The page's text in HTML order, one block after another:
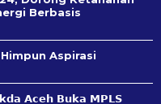
Berbasis
Aspirasi
𝗔𝗰𝗲𝗵 𝗕𝘂𝗸𝗮 𝗠𝗣𝗟𝗦